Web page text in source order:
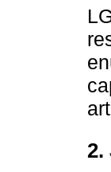
2.